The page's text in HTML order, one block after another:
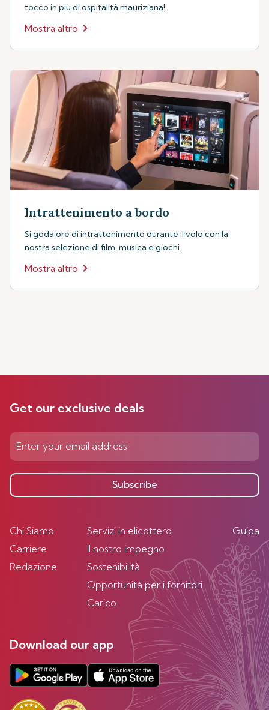
tocco in più di ospitalità mauriziana!
Mostra altro
Intrattenimento a bordo
Si goda ore di intrattenimento durante il volo con la
nostra selezione di film, musica e giochi.
Mostra altro
Get our exclusive deals
Subscribe
Chi Siamo
Carriere
Redazione
Servizi in elicottero
Il nostro impegno
Sostenibilità
Opportunità per i fornitori
Carico
Guida
Download our app